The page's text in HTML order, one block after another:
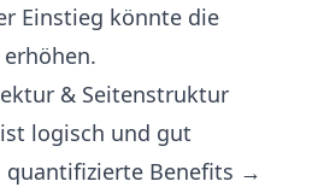
Einstieg könnte die
& Seitenstruktur
logisch und gut
Benefits →